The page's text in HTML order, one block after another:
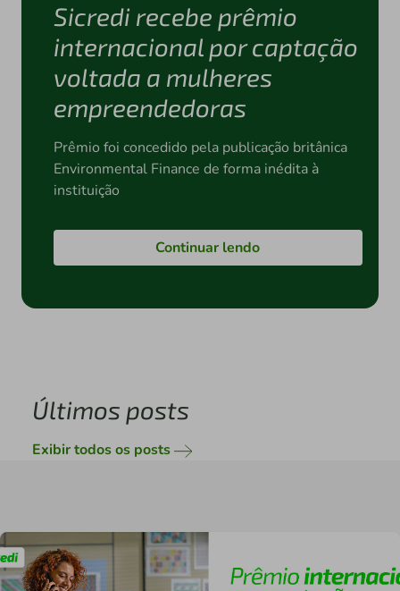
Sicredi recebe prêmio
internacional por captação
voltada a mulheres
empreendedoras
Prêmio foi concedido pela publicação britânica
Environmental Finance de forma inédita à
instituição
Continuar lendo
Últimos posts
Exibir todos os posts